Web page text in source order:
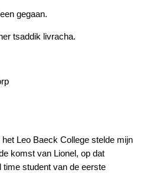
gegaan.
tsaddik livracha.
Leo Baeck College stelde mijn
komst van Lionel, op dat
time student van de eerste